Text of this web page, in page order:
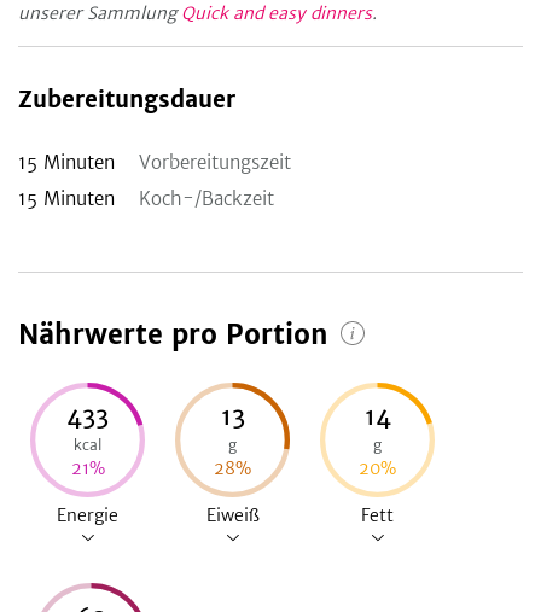
unserer SammlungQuick and easy dinners.
Zubereitungsdauer
15 Minuten
Vorbereitungszeit
15 Minuten Koch-/Backzeit
Nährwerte pro Portion
433
kcal
21%
Energie
13
g
28%
Eiweiß
14
g
20%
Fett